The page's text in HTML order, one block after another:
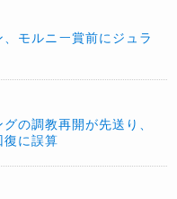
モルニー賞前にジュラ
の調教再開が先送り、
に誤算